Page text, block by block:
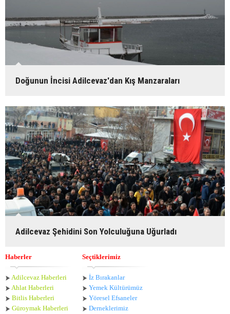
Doğunun İncisi Adilcevaz'dan Kış Manzaraları
Adilcevaz Şehidini Son Yolculuğuna Uğurladı
Haberler
Adilcevaz Haberleri
Ahlat Haberleri
Bitlis Haberleri
Güroymak Haberleri
Seçtiklerimiz
İz Bırakanlar
Yemek Kültürümüz
Yöresel Efsaneler
Derneklerimiz